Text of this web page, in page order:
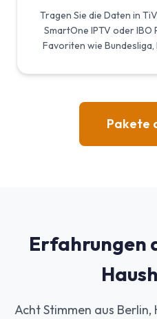
Tragen Sie die Daten in
SmartOne IPTV oder IBO
Favoriten wie
Pakete
Erfahrungen
Acht Stimmen aus Berlin,